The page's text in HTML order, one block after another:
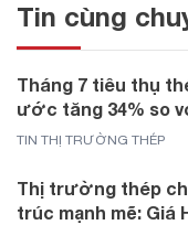
Tin cùng
Tháng 7 tiêu thụ
ước tăng 34% so
TIN THỊ TRƯỜNG THÉP
Thị trường thép
trúc mạnh mẽ: Giá